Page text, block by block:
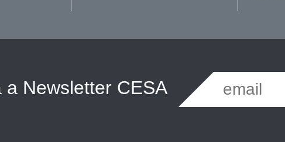
a Newsletter CESA